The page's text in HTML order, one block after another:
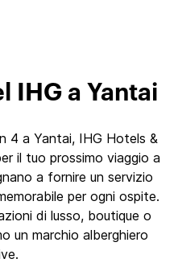
IHG a Yantai
4 a Yantai, IHG Hotels &
il tuo prossimo viaggio a
a fornire un servizio
per ogni ospite.
di lusso, boutique o
un marchio alberghiero